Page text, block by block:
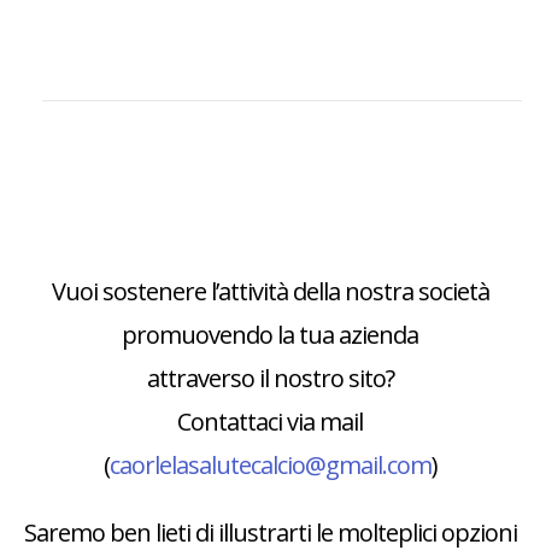
Vuoi sostenere l’attività della nostra società
promuovendo la tua azienda
attraverso il nostro sito?
Contattaci via mail
(caorlelasalutecalcio@gmail.com)
Saremo ben lieti di illustrarti le molteplici opzioni